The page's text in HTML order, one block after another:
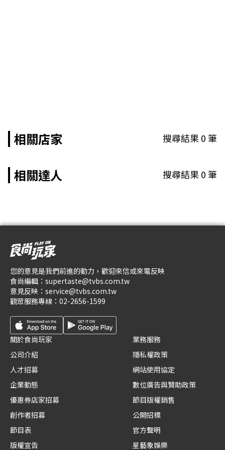
相關店家 搜尋結果0筆
相關達人 搜尋結果0筆
您的意見是我們前進的動力，歡迎來信或來電反映
食尚編輯： supertaste@tvbs.com.tw
意見反映： service@tvbs.com.tw
觀眾服務專線： 02-2656-1599
關於食尚玩家
公司介紹
人才招募
企業動態
優惠券店家招募
創作者招募
節目表
版權宣告
業務服務
隱私權政策
網站使用協定
數位廣告與贊助政策
節目版權銷售
公開招標
官方聲明
星藝象娛樂